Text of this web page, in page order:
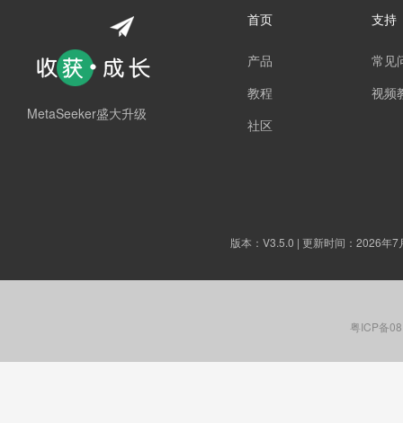
MetaSeeker盛大升级
首页
产品
教程
社区
支持
常见
视频
版本： V3.5.0 | 更新时间：2026年
粤ICP备